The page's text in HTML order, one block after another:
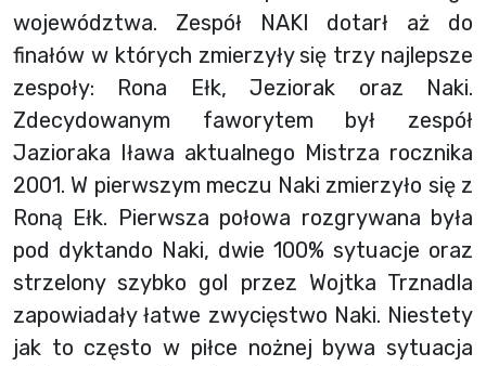
województwa. Zespół NAKI dotarł aż do
finałów w których zmierzyły się trzy najlepsze
zespoły: Rona Ełk, Jeziorak oraz Naki.
Zdecydowanym faworytem był zespół
Jazioraka Iława aktualnego Mistrza rocznika
2001. W pierwszym meczu Naki zmierzyło się z
Roną Ełk. Pierwsza połowa rozgrywana była
pod dyktando Naki, dwie 100% sytuacje oraz
strzelony szybko gol przez Wojtka Trznadla
zapowiadały łatwe zwycięstwo Naki. Niestety
jak to często w piłce nożnej bywa sytuacja